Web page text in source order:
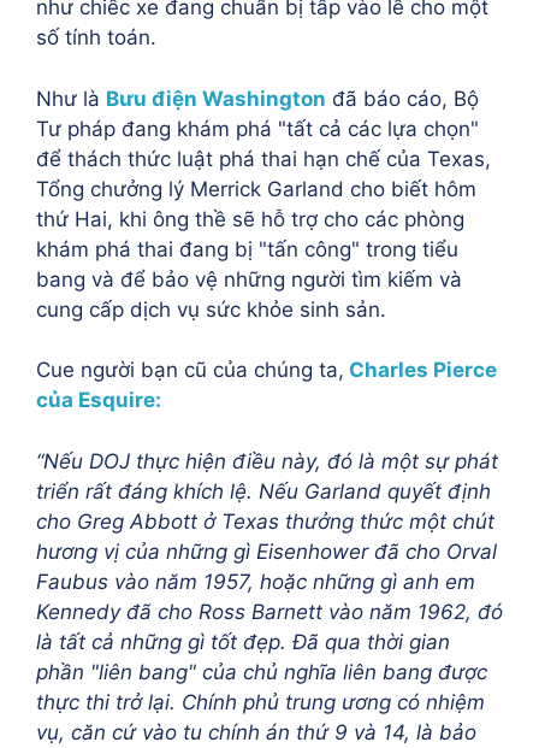
như chiếc xe đang chuẩn bị tấp vào lề cho một
số tính toán.
Như là Bưu điện Washington đã báo cáo, Bộ
Tư pháp đang khám phá "tất cả các lựa chọn"
để thách thức luật phá thai hạn chế của Texas,
Tổng chưởng lý Merrick Garland cho biết hôm
thứ Hai, khi ông thề sẽ hỗ trợ cho các phòng
khám phá thai đang bị "tấn công" trong tiểu
bang và để bảo vệ những người tìm kiếm và
cung cấp dịch vụ sức khỏe sinh sản.
Cue người bạn cũ của chúng ta, Charles Pierce
của Esquire:
“Nếu DOJ thực hiện điều này, đó là một sự phát
triển rất đáng khích lệ. Nếu Garland quyết định
cho Greg Abbott ở Texas thưởng thức một chút
hương vị của những gì Eisenhower đã cho Orval
Faubus vào năm 1957, hoặc những gì anh em
Kennedy đã cho Ross Barnett vào năm 1962, đó
là tất cả những gì tốt đẹp. Đã qua thời gian
phần "liên bang" của chủ nghĩa liên bang được
thực thi trở lại. Chính phủ trung ương có nhiệm
vụ, căn cứ vào tu chính án thứ 9 và 14, là bảo